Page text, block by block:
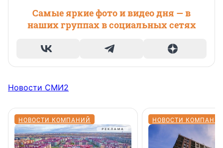
Самые яркие фото и видео дня — в
наших группах в социальных сетях
Новости СМИ2
НОВОСТИ КОМПАНИЙ НОВОСТИ